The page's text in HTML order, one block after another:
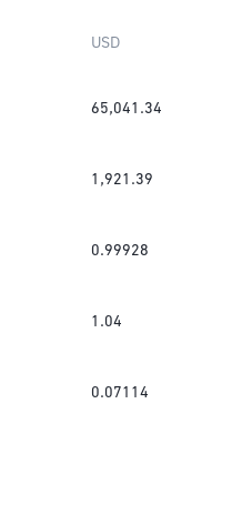
USD
65,041.34
1,921.39
0.99928
1.04
0.07114